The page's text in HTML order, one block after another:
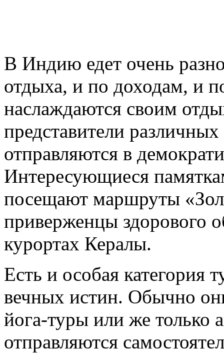
В Индию едет очень
отдыха, и по доходам, и
наслаждаются своим
представители
отправляются в
Интересующиеся
посещают маршруты
приверженцы здорового
курортах Кералы.
Есть и особая категория
вечных истин. Обычно
йога-туры или же только
отправляются